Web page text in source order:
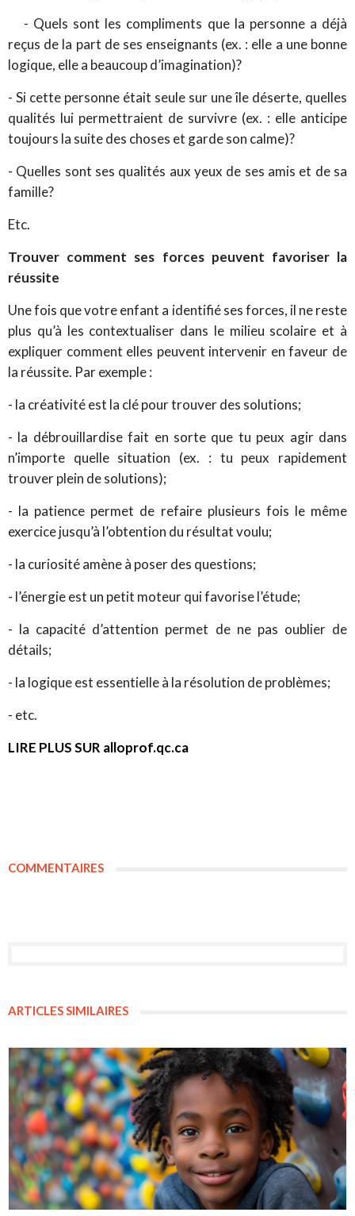
- Quels sont les compliments que la personne a déjà
reçus de la part de ses enseignants (ex. : elle a une bonne
logique, elle a beaucoup d’imagination)?
- Si cette personne était seule sur une île déserte, quelles
qualités lui permettraient de survivre (ex. : elle anticipe
toujours la suite des choses et garde son calme)?
- Quelles sont ses qualités aux yeux de ses amis et de sa
famille?
Etc.
Trouver comment ses forces peuvent favoriser la
réussite
Une fois que votre enfant a identifié ses forces, il ne reste
plus qu’à les contextualiser dans le milieu scolaire et à
expliquer comment elles peuvent intervenir en faveur de
la réussite. Par exemple :
- la créativité est la clé pour trouver des solutions;
- la débrouillardise fait en sorte que tu peux agir dans
n’importe quelle situation (ex. : tu peux rapidement
trouver plein de solutions);
- la patience permet de refaire plusieurs fois le même
exercice jusqu’à l’obtention du résultat voulu;
- la curiosité amène à poser des questions;
- l’énergie est un petit moteur qui favorise l’étude;
- la capacité d’attention permet de ne pas oublier de
détails;
- la logique est essentielle à la résolution de problèmes;
- etc.
LIRE PLUS SUR alloprof.qc.ca
COMMENTAIRES
ARTICLES SIMILAIRES